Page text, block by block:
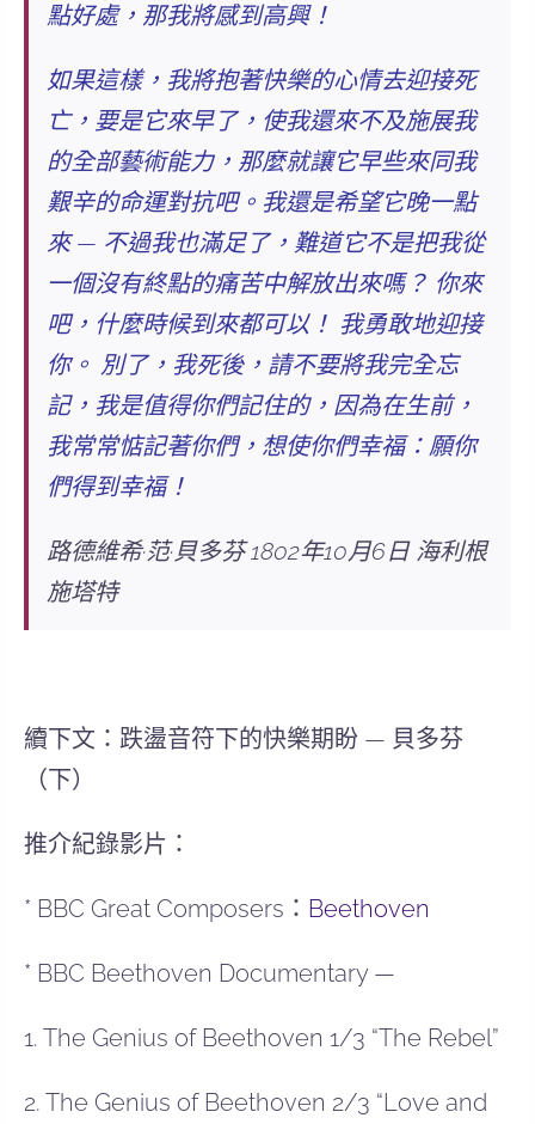
點好處，那我將感到高興！
如果這樣， 我將抱著快樂的心情去迎接死
亡，要是它來早了，使我還來不及施展我
的全部藝術能力，那麼就讓它早些來同我
艱辛的命運對抗吧。我還是希望它晚一點
來 — 不過我也滿足了，難道它不是把我從
一個沒有終點的痛苦中解放出來嗎？ 你來
吧，什麼時候到來都可以！ 我勇敢地迎接
你。 別了，我死後，請不要將我完全忘
記，我是值得你們記住的，因為在生前，
我常常惦記著你們，想使你們幸福：願你
們得到幸福！
路德維希·范·貝多芬 1802年10月6日 海利根
施塔特
續下文：跌盪音符下的快樂期盼 — 貝多芬
（下）
推介紀錄影片：
* BBC Great Composers： Beethoven
* BBC Beethoven Documentary —
1. The Genius of Beethoven 1/3 “The Rebel”
2. The Genius of Beethoven 2/3 “Love and